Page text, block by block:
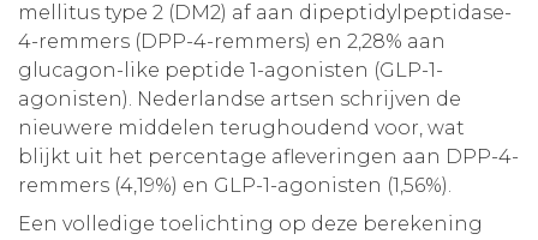
mellitus type 2 (DM2) af aan dipeptidylpeptidase-
4-remmers (DPP-4-remmers) en 2,28% aan
glucagon-like peptide 1-agonisten (GLP-1-
agonisten). Nederlandse artsen schrijven de
nieuwere middelen terughoudend voor, wat
blijkt uit het percentage afleveringen aan DPP-4-
remmers (4,19%) en GLP-1-agonisten (1,56%).
Een volledige toelichting op deze berekening